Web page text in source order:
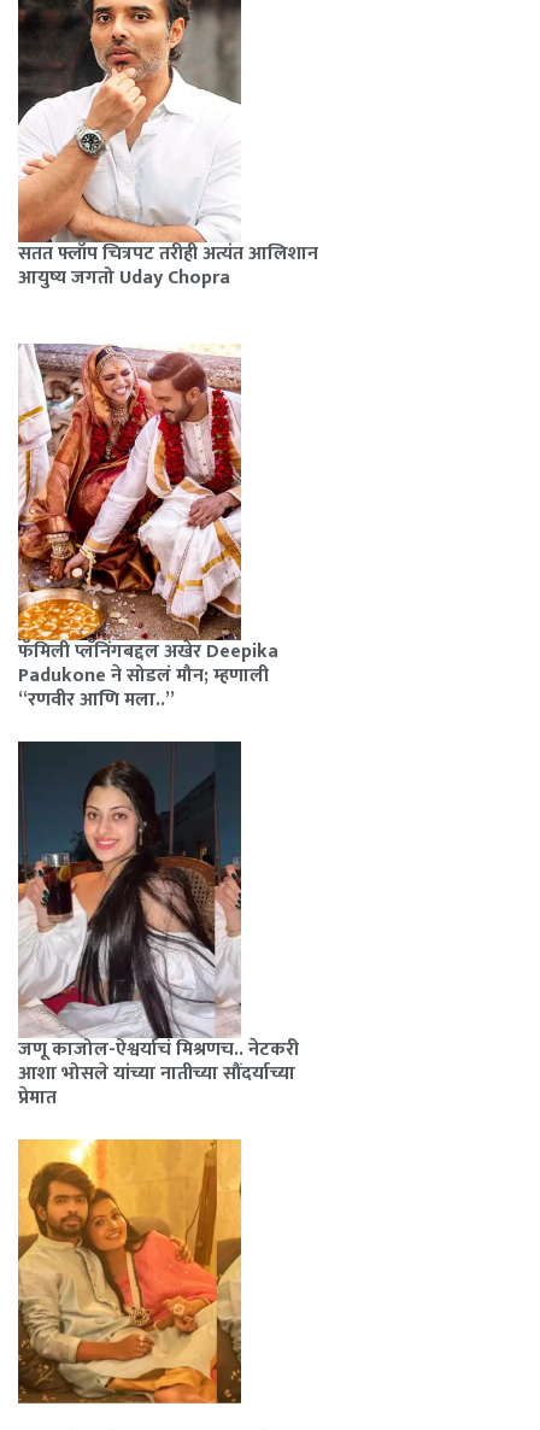
सतत फ्लॉप चित्रपट तरीही अत्यंत आलिशान
आयुष्य जगतो Uday Chopra
फॅमिली प्लॅनिंगबद्दल अखेर Deepika
Padukone ने सोडलं मौन; म्हणाली
“रणवीर आणि मला..”
जणू काजोल-ऐश्वर्याचं मिश्रणच.. नेटकरी
आशा भोसले यांच्या नातीच्या सौंदर्याच्या
प्रेमात